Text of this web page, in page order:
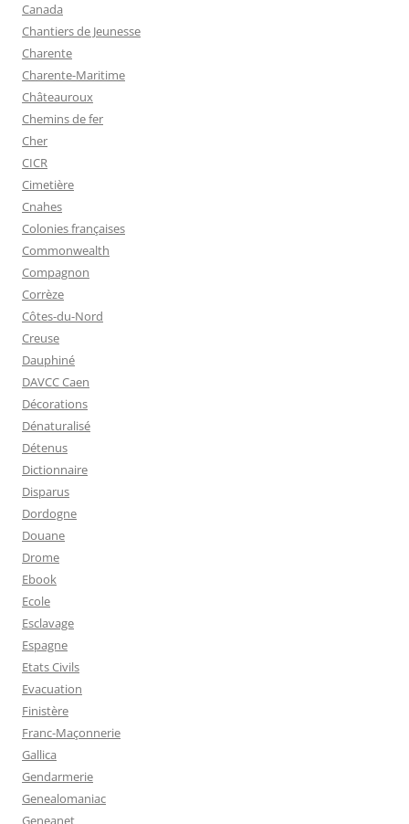
Canada
Chantiers de Jeunesse
Charente
Charente-Maritime
Châteauroux
Chemins de fer
Cher
CICR
Cimetière
Cnahes
Colonies françaises
Commonwealth
Compagnon
Corrèze
Côtes-du-Nord
Creuse
Dauphiné
DAVCC Caen
Décorations
Dénaturalisé
Détenus
Dictionnaire
Disparus
Dordogne
Douane
Drome
Ebook
Ecole
Esclavage
Espagne
Etats Civils
Evacuation
Finistère
Franc-Maçonnerie
Gallica
Gendarmerie
Genealomaniac
Geneanet